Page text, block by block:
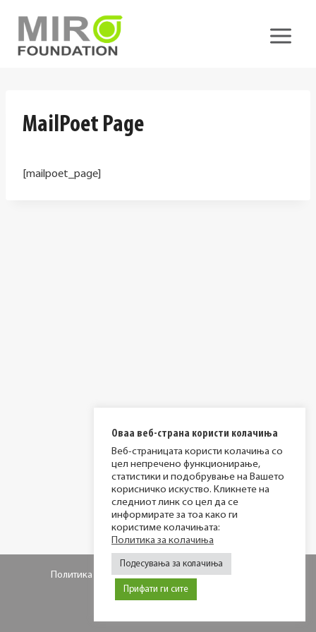
content
MailPoet Page
[mailpoet_page]
© 2026 МИР фондација
Политика за приватност Политика за колачиња
Оваа веб-страна користи колачиња
Веб-страницата користи колачиња со
цел непречено функционирање,
статистики и подобрување на Вашето
корисничко искуство. Кликнете на
следниот линк со цел да се
информирате за тоа како ги
користиме колачињата:
Политика за колачиња
Подесувања за колачиња
Прифати ги сите